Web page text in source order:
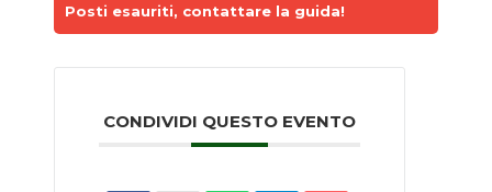
Posti esauriti, contattare la guida!
CONDIVIDI QUESTO EVENTO